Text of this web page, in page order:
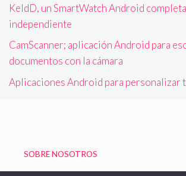
KeldD, un SmartWatch Android
independiente
CamScanner; aplicación Android para
documentos con la cámara
Aplicaciones Android para personalizar
SOBRE NOSOTROS